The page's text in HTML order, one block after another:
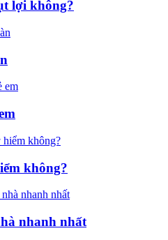
lợi không?
không?
nhanh nhất